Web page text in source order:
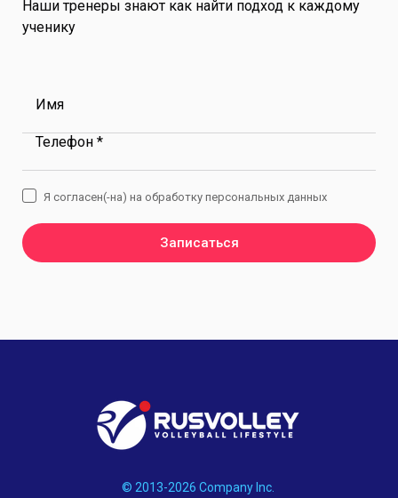
Наши тренеры знают как найти подход к каждому
ученику
Имя
Телефон *
Записаться
Я согласен(-на) на обработку персональных данных
© 2013-2026 Company Inc.